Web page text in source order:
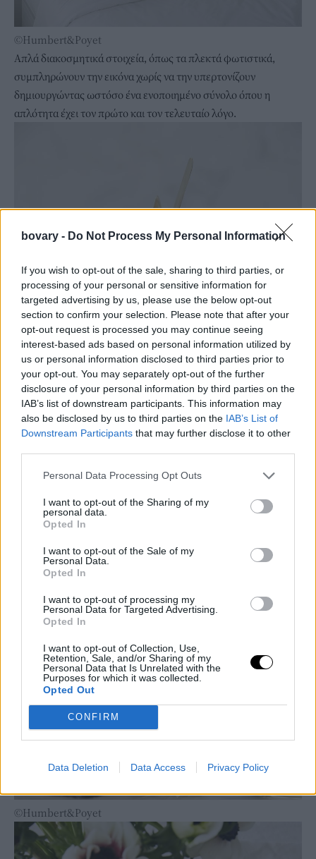
bovary - Do Not Process My Personal Information
If you wish to opt-out of the sale, sharing to third parties, or
processing of your personal or sensitive information for
targeted advertising by us, please use the below opt-out
section to confirm your selection. Please note that after your
opt-out request is processed you may continue seeing
interest-based ads based on personal information utilized by
us or personal information disclosed to third parties prior to
your opt-out. You may separately opt-out of the further
disclosure of your personal information by third parties on the
IAB’s list of downstream participants. This information may
also be disclosed by us to third parties on the IAB’s List of
Downstream Participants that may further disclose it to other
Personal Data Processing Opt Outs
I want to opt-out of the Sharing of my
personal data.
Opted In
I want to opt-out of the Sale of my
Personal Data.
Opted In
I want to opt-out of processing my
Personal Data for Targeted Advertising.
Opted In
I want to opt-out of Collection, Use,
Retention, Sale, and/or Sharing of my
Personal Data that Is Unrelated with the
Purposes for which it was collected.
Opted Out
CONFIRM
Data Deletion Data Access Privacy Policy
©Humbert&Poyet
Απλά διακοσμητικά στοιχεία, όπως τα πλεκτά φωτιστικά,
συμπληρώνουν την εικόνα χωρίς να την υπερτονίζουν
δημιουργώντας ωστόσο ένα ενοποιημένο σύνολο όπου η
απλότητα έχει τον πρώτο και τον τελευταίο λόγο.
©Humbert&Poyet
©Humbert&Poyet